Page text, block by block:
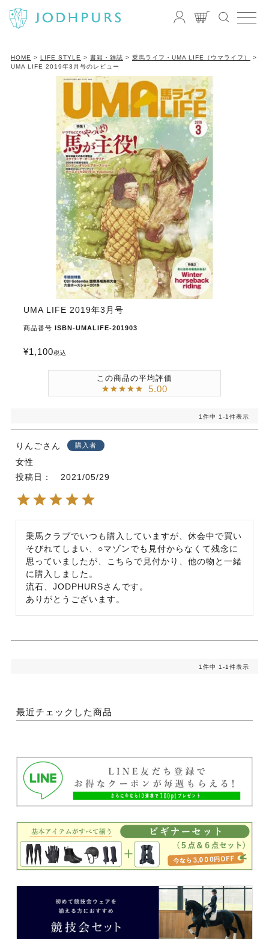
HOME LIFE STYLE 書籍・雑誌
乗馬ライフ・UMA LIFE（ウマライフ）
UMA LIFE 2019年3月号のレビュー
UMA LIFE 2019年3月号
商品番号 ISBN-UMALIFE-201903
¥1,100税込
5.00
1件中 1-1件表示
りんご 購入者
女性
投稿日
2021/05/29
乗馬クラブでいつも購入していますが、休会中で買い
そびれてしまい、○マゾンでも見付からなくて残念に
思っていましたが、こちらで見付かり、他の物と一緒
に購入しました。
流石、JODPHURSさんです。
ありがとうございます。
1件中 1-1件表示
最近チェックした商品